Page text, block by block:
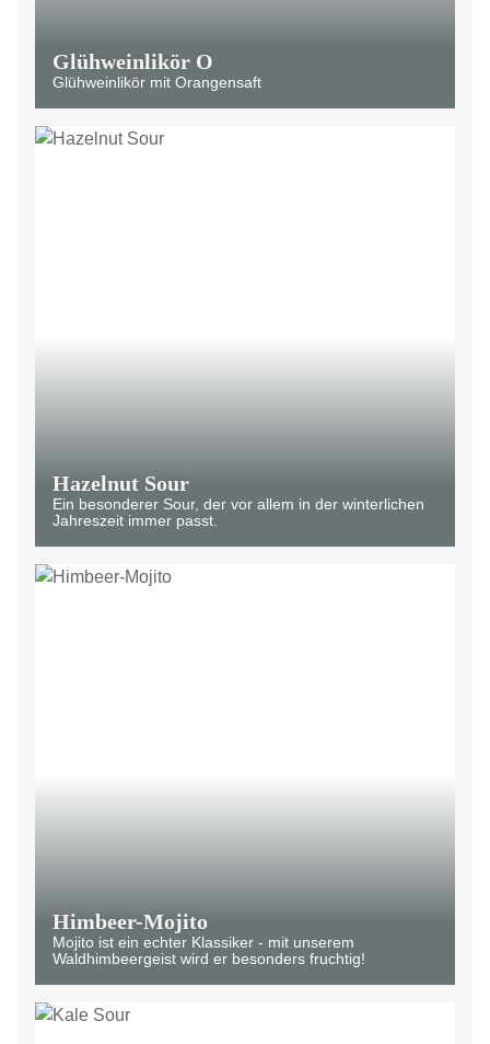
Glühweinlikör O
Glühweinlikör mit Orangensaft
Hazelnut Sour
Ein besonderer Sour, der vor allem in der winterlichen
Jahreszeit immer passt.
Himbeer-Mojito
Mojito ist ein echter Klassiker - mit unserem
Waldhimbeergeist wird er besonders fruchtig!